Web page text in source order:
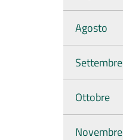
Agosto
Settembre
Ottobre
Novembre